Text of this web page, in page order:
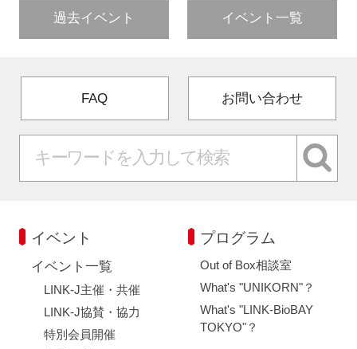
過去イベント イベント一覧
FAQ お問い合わせ
イベント
イベント一覧
LINK-J主催・共催
LINK-J協賛・協力
特別会員開催
プログラム
Out of Box相談室
What's "UNIKORN"？
What's "LINK-BioBAY
TOKYO"？